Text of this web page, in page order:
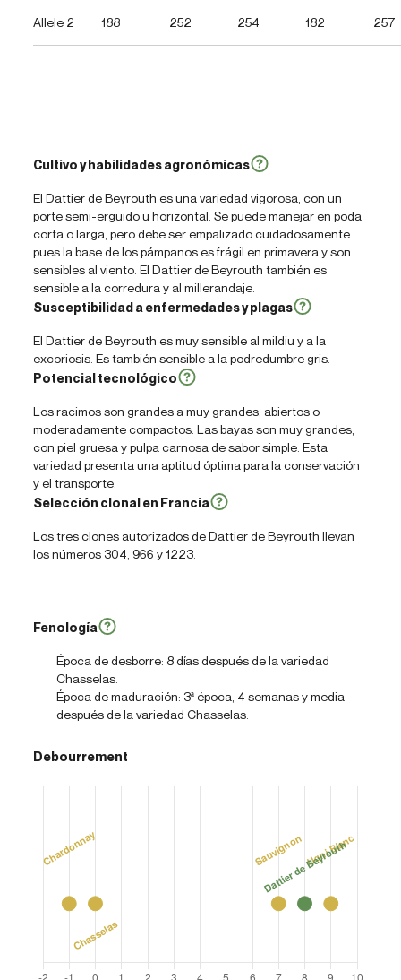
Allele 2 188 252 254 182 257
Cultivo y habilidades agronómicas
El Dattier de Beyrouth es una variedad vigorosa, con un
porte semi-erguido u horizontal. Se puede manejar en poda
corta o larga, pero debe ser empalizado cuidadosamente
pues la base de los pámpanos es frágil en primavera y son
sensibles al viento. El Dattier de Beyrouth también es
sensible a la corredura y al millerandaje.
Susceptibilidad a enfermedades y plagas
El Dattier de Beyrouth es muy sensible al mildiu y a la
excoriosis. Es también sensible a la podredumbre gris.
Potencial tecnológico
Los racimos son grandes a muy grandes, abiertos o
moderadamente compactos. Las bayas son muy grandes,
con piel gruesa y pulpa carnosa de sabor simple. Esta
variedad presenta una aptitud óptima para la conservación
y el transporte.
Selección clonal en Francia
Los tres clones autorizados de Dattier de Beyrouth llevan
los números 304, 966 y 1223.
Fenología
Época de desborre: 8 días después de la variedad
Chasselas.
Época de maduración: 3ª época, 4 semanas y media
después de la variedad Chasselas.
Debourrement